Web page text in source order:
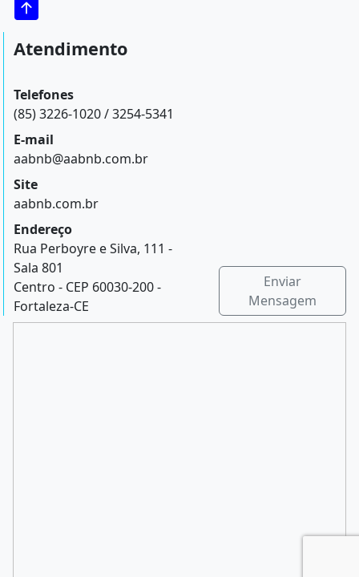
Atendimento
Telefones
(85) 3226-1020 / 3254-5341
E-mail
aabnb@aabnb.com.br
Site
aabnb.com.br
Endereço
Rua Perboyre e Silva, 111 -
Sala 801
Centro - CEP 60030-200 -
Fortaleza-CE
Enviar
Mensagem